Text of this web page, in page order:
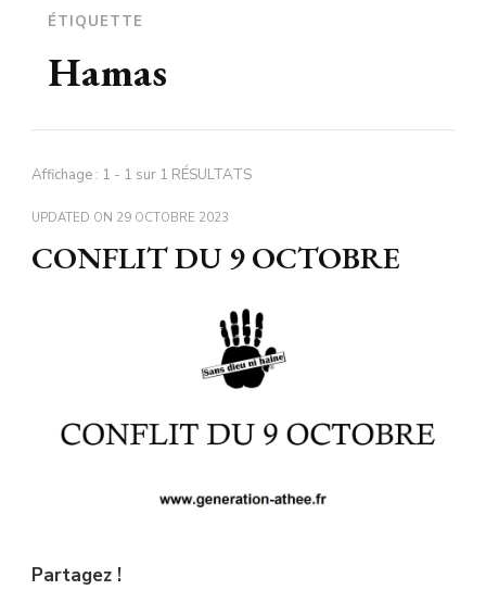
ÉTIQUETTE
Hamas
Affichage : 1 - 1 sur 1 RÉSULTATS
UPDATED ON 29 OCTOBRE 2023
CONFLIT DU 9 OCTOBRE
Partagez !